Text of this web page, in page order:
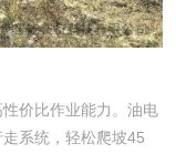
价比作业能力。油电
系统，轻松爬坡45